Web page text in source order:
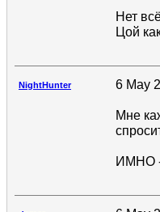
Нет
Цой
NightHunter 6 May
Мне
ИМНО -